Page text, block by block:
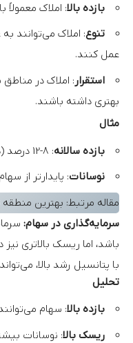
بازده بالا: املاک معمولاً
تنوع: املاک می‌توانند
عمل کنند.
استقرار : املاک در مناطق
بهتری داشته باشند.
مثال
بازده سالانه: 8-12 درصد (در سال 1403)
نوسانات: پایدارتر از سهام
مقاله مرتبط: بهترین
سرمایه‌گذاری در سهام:
باشد، اما ریسک بالاتری
با پتانسیل رشد بالا،
تحلیل
بازده بالا: سهام
ریسک بالا: نوسانات